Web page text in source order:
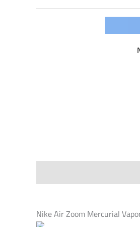
Nike Air Zoom Mercurial